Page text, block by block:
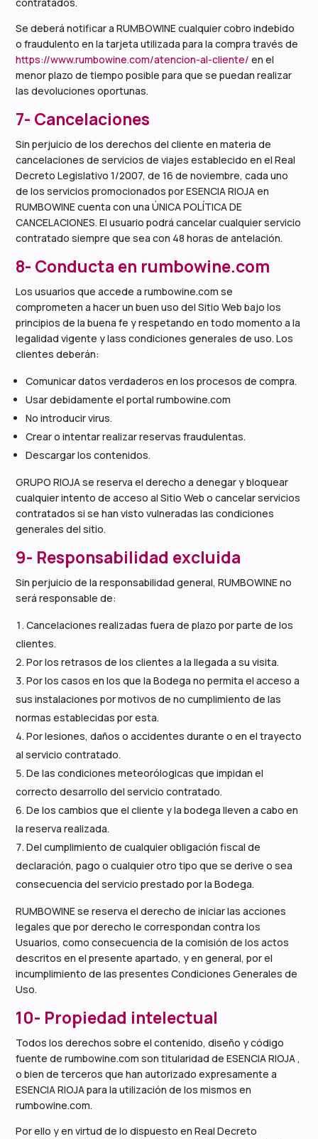
Se deberá notificar a RUMBOWINE cualquier cobro indebido
o fraudulento en la tarjeta utilizada para la compra través de
https://www.rumbowine.com/atencion-al-cliente/ en el
menor plazo de tiempo posible para que se puedan realizar
las devoluciones oportunas.
7- Cancelaciones
Sin perjuicio de los derechos del cliente en materia de
cancelaciones de servicios de viajes establecido en el Real
Decreto Legislativo 1/2007, de 16 de noviembre, cada uno
de los servicios promocionados por ESENCIA RIOJA en
RUMBOWINE cuenta con una ÚNICA POLÍTICA DE
CANCELACIONES. El usuario podrá cancelar cualquier servicio
contratado siempre que sea con 48 horas de antelación.
8- Conducta en rumbowine.com
Los usuarios que accede a rumbowine.com se
comprometen a hacer un buen uso del Sitio Web bajo los
principios de la buena fe y respetando en todo momento a la
legalidad vigente y lass condiciones generales de uso. Los
clientes deberán:
Comunicar datos verdaderos en los procesos de compra.
Usar debidamente el portal rumbowine.com
No introducir virus.
Crear o intentar realizar reservas fraudulentas.
Descargar los contenidos.
GRUPO RIOJA se reserva el derecho a denegar y bloquear
cualquier intento de acceso al Sitio Web o cancelar servicios
contratados si se han visto vulneradas las condiciones
generales del sitio.
9- Responsabilidad excluida
Sin perjuicio de la responsabilidad general, RUMBOWINE no
será responsable de:
Cancelaciones realizadas fuera de plazo por parte de los
clientes.
Por los retrasos de los clientes a la llegada a su visita.
Por los casos en los que la Bodega no permita el acceso a
sus instalaciones por motivos de no cumplimiento de las
normas establecidas por esta.
Por lesiones, daños o accidentes durante o en el trayecto
al servicio contratado.
De las condiciones meteorólogicas que impidan el
correcto desarrollo del servicio contratado.
De los cambios que el cliente y la bodega lleven a cabo en
la reserva realizada.
Del cumplimiento de cualquier obligación fiscal de
declaración, pago o cualquier otro tipo que se derive o sea
consecuencia del servicio prestado por la Bodega.
RUMBOWINE se reserva el derecho de iniciar las acciones
legales que por derecho le correspondan contra los
Usuarios, como consecuencia de la comisión de los actos
descritos en el presente apartado, y en general, por el
incumplimiento de las presentes Condiciones Generales de
Uso.
10- Propiedad intelectual
Todos los derechos sobre el contenido, diseño y código
fuente de rumbowine.com son titularidad de ESENCIA RIOJA ,
o bien de terceros que han autorizado expresamente a
ESENCIA RIOJA para la utilización de los mismos en
rumbowine.com.
Por ello y en virtud de lo dispuesto en Real Decreto